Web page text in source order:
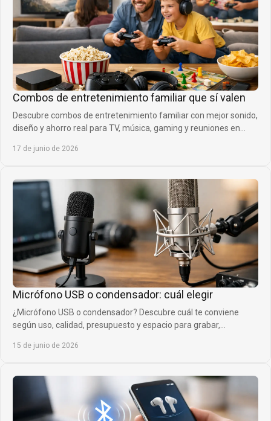
Combos de entretenimiento familiar que sí valen
Descubre combos de entretenimiento familiar con mejor sonido,
diseño y ahorro real para TV, música, gaming y reuniones en
17 de junio de 2026
Micrófono USB o condensador: cuál elegir
¿Micrófono USB o condensador? Descubre cuál te conviene
según uso, calidad, presupuesto y espacio para grabar,
15 de junio de 2026